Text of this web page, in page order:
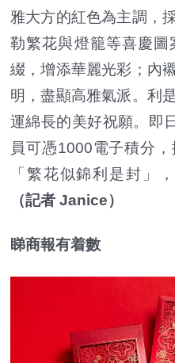
雅大方的紅色為主調，
勒繁花與燈籠等喜慶
綴，增添華麗光彩；內
明，盡顯高雅氣派。利
運綿長的美好祝願。即
員可憑1000電子積分
「繁花似錦利是封」
（記者 Janice）
睇商報有着數